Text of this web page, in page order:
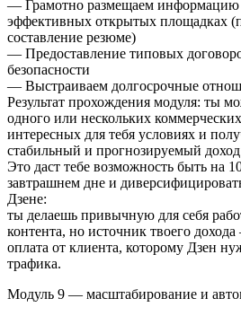
— Грамотно размещаем информацию
эффективных открытых площадках
составление резюме)
— Предоставление типовых
безопасности
— Выстраиваем долгосрочные
Результат прохождения модуля: ты
одного или нескольких
интересных для тебя условиях и
стабильный и прогнозируемый
Это даст тебе возможность быть на
завтрашнем дне и
Дзене:
ты делаешь привычную для себя
контента, но источник твоего
оплата от клиента, которому Дзен
трафика.
Модуль 9 — масштабирование и